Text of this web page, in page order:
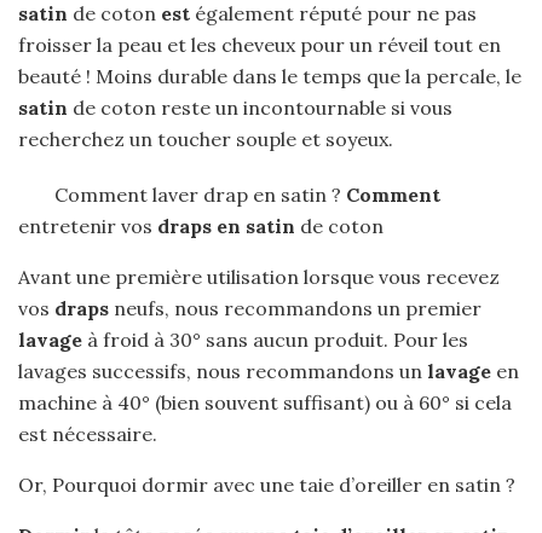
satin de coton est également réputé pour ne pas
froisser la peau et les cheveux pour un réveil tout en
beauté ! Moins durable dans le temps que la percale, le
satin de coton reste un incontournable si vous
recherchez un toucher souple et soyeux.
Comment laver drap en satin ? Comment
entretenir vos draps en satin de coton
Avant une première utilisation lorsque vous recevez
vos draps neufs, nous recommandons un premier
lavage à froid à 30° sans aucun produit. Pour les
lavages successifs, nous recommandons un lavage en
machine à 40° (bien souvent suffisant) ou à 60° si cela
est nécessaire.
Or, Pourquoi dormir avec une taie d’oreiller en satin ?